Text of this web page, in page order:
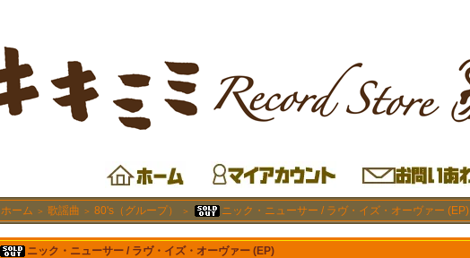
ホーム ＞ 歌謡曲 ＞ 80's（グループ） ＞ ニック・ニューサー / ラヴ・イズ・オーヴァー (EP)
ニック・ニューサー / ラヴ・イズ・オーヴァー (EP)